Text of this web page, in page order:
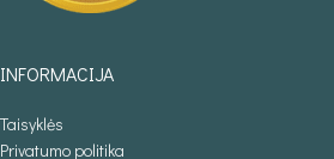
INFORMACIJA
Taisyklės
Privatumo politika